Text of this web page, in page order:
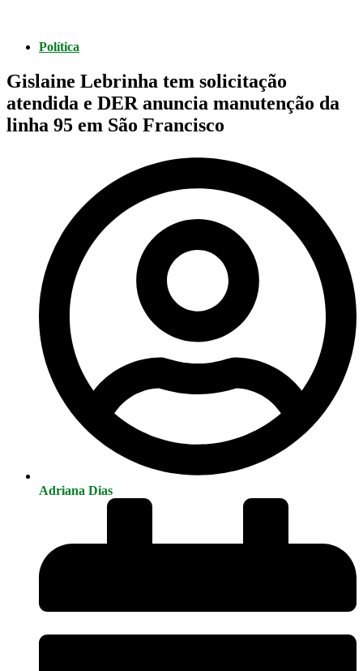
Política
Gislaine Lebrinha tem solicitação
atendida e DER anuncia manutenção da
linha 95 em São Francisco
Adriana Dias